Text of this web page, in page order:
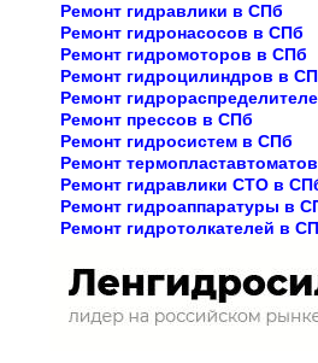
Ремонт гидравлики в СПб
Ремонт гидронасосов в СПб
Ремонт гидромоторов в СПб
Ремонт гидроцилиндров в
Ремонт
Ремонт прессов в СПб
Ремонт гидросистем в СПб
Ремонт
Ремонт гидравлики СТО в
Ремонт гидроаппаратуры в
Ремонт гидротолкателей в